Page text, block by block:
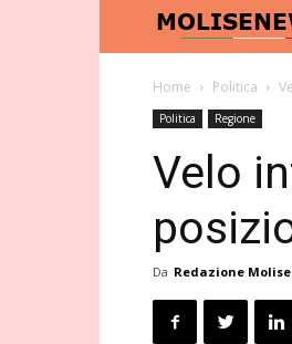
Home Politica
Politica Regione
Velo
Da Redazione